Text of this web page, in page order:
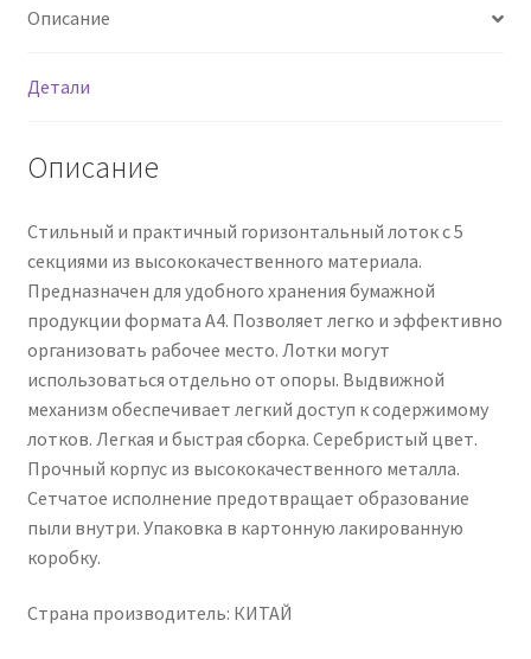
металл,
Описание
Детали
Описание
Стильный и практичный горизонтальный лоток с 5
секциями из высококачественного материала.
Предназначен для удобного хранения бумажной
продукции формата А4. Позволяет легко и эффективно
организовать рабочее место. Лотки могут
использоваться отдельно от опоры. Выдвижной
механизм обеспечивает легкий доступ к содержимому
лотков. Легкая и быстрая сборка. Серебристый цвет.
Прочный корпус из высококачественного металла.
Сетчатое исполнение предотвращает образование
пыли внутри. Упаковка в картонную лакированную
коробку.
Страна производитель: КИТАЙ